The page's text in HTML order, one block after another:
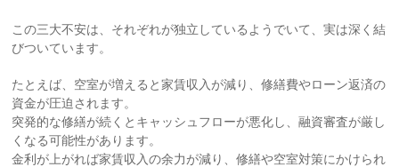
この三大不安は、それぞれが独立しているようでいて、実は深く結
びついています。
たとえば、空室が増えると家賃収入が減り、修繕費やローン返済の
資金が圧迫されます。
突発的な修繕が続くとキャッシュフローが悪化し、融資審査が厳し
くなる可能性があります。
金利が上がれば家賃収入の余力が減り、修繕や空室対策にかけられ